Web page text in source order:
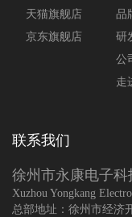
天猫旗舰店
京东旗舰店
品
研
公
走
联系我们
徐州市永康电子科
Xuzhou Yongkang
总部地址：徐州市经济